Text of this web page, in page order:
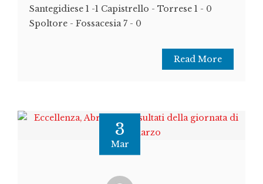
Santegidiese 1 -1 Capistrello - Torrese 1 - 0
Spoltore - Fossacesia 7 - 0
Read More
3
Mar